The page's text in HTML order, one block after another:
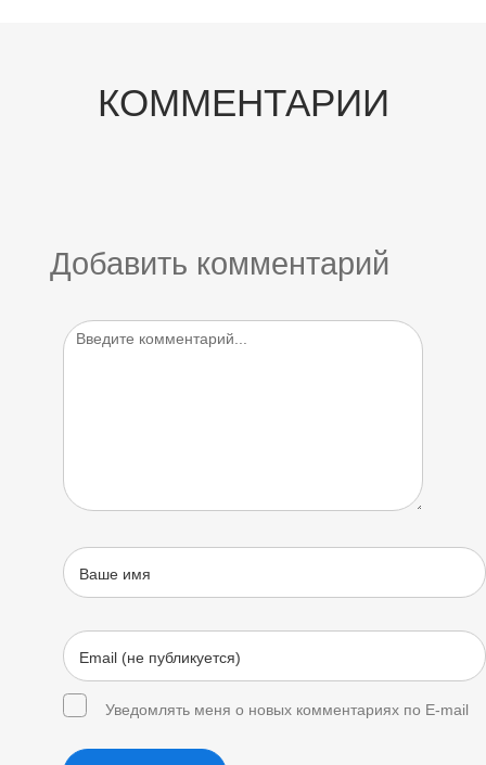
КОММЕНТАРИИ
Добавить комментарий
Уведомлять меня о новых комментариях по E-mail